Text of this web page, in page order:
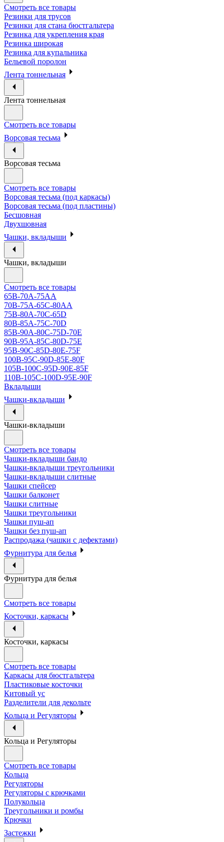
Смотреть все товары
Резинки для трусов
Резинки для стана бюстгальтера
Резинка для укрепления края
Резинка широкая
Резинка для купальника
Бельевой поролон
Лента тоннельная
Лента тоннельная
Смотреть все товары
Ворсовая тесьма
Ворсовая тесьма
Смотреть все товары
Ворсовая тесьма (под каркасы)
Ворсовая тесьма (под пластины)
Бесшовная
Двухшовная
Чашки, вкладыши
Чашки, вкладыши
Смотреть все товары
65B-70A-75АА
70В-75А-65С-80АА
75В-80А-70С-65D
80В-85А-75С-70D
85В-90А-80С-75D-70E
90B-95A-85C-80D-75E
95B-90C-85D-80E-75F
100B-95C-90D-85E-80F
105B-100C-95D-90E-85F
110B-105C-100D-95E-90F
Вкладыши
Чашки-вкладыши
Чашки-вкладыши
Смотреть все товары
Чашки-вкладыши бандо
Чашки-вкладыши треугольники
Чашки-вкладыши слитные
Чашки спейсер
Чашки балконет
Чашки слитные
Чашки треугольники
Чашки пуш-ап
Чашки без пуш-ап
Распродажа (чашки с дефектами)
Фурнитура для белья
Фурнитура для белья
Смотреть все товары
Косточки, каркасы
Косточки, каркасы
Смотреть все товары
Каркасы для бюстгальтера
Пластиковые косточки
Китовый ус
Разделители для декольте
Кольца и Регуляторы
Кольца и Регуляторы
Смотреть все товары
Кольца
Регуляторы
Регуляторы с крючками
Полукольца
Треугольники и ромбы
Крючки
Застежки